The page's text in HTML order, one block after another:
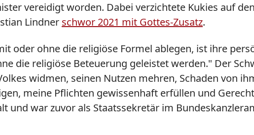
vereidigt worden. Dabei verzichtete Kukies auf
Lindner schwor 2021 mit Gottes-Zusatz.
oder ohne die religiöse Formel ablegen, ist ihre
die religiöse Beteuerung geleistet werden." Der
widmen, seinen Nutzen mehren, Schaden von
meine Pflichten gewissenhaft erfüllen und
und war zuvor als Staatssekretär im